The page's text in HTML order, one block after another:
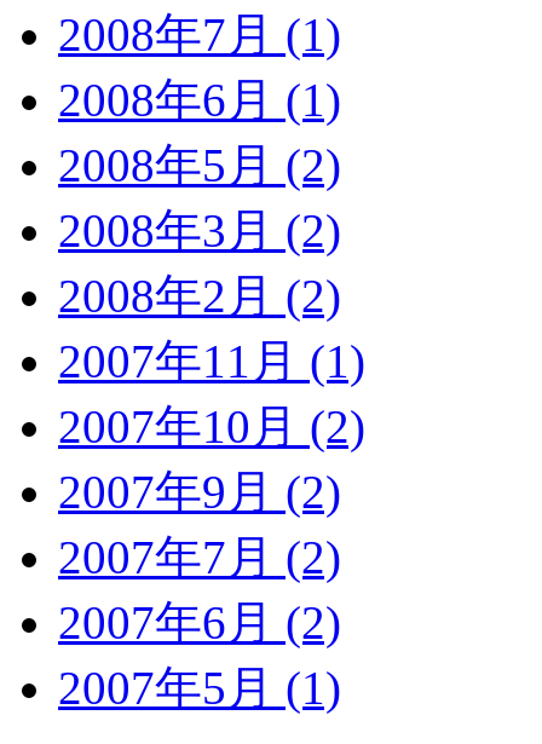
2008年7月 (1)
2008年6月 (1)
2008年5月 (2)
2008年3月 (2)
2008年2月 (2)
2007年11月 (1)
2007年10月 (2)
2007年9月 (2)
2007年7月 (2)
2007年6月 (2)
2007年5月 (1)